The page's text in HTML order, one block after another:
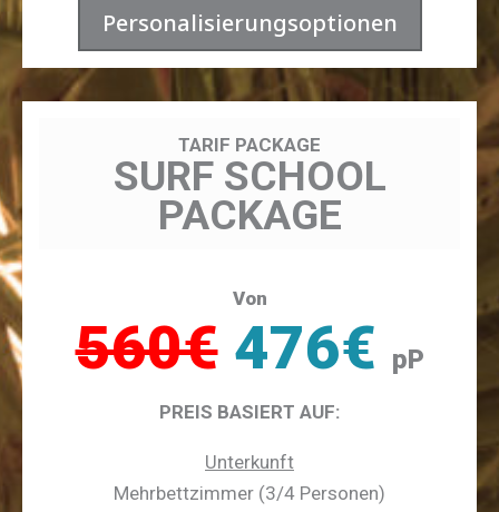
Personalisierungsoptionen
TARIF PACKAGE
SURF SCHOOL
PACKAGE
Von
560€476€ pP
PREIS BASIERT AUF:
Unterkunft
Mehrbettzimmer (3/4 Personen)